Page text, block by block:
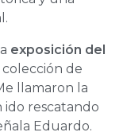
exposición del
de
llamaron la
rescatando
Eduardo.